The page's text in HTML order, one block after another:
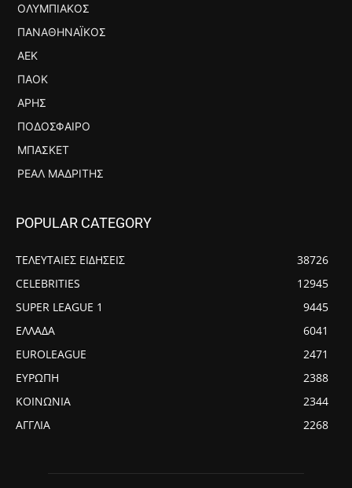
ΟΛΥΜΠΙΑΚΌΣ
ΠΑΝΑΘΗΝΑΪΚΌΣ
ΑΕΚ
ΠΑΟΚ
ΆΡΗΣ
ΠΟΔΌΣΦΑΙΡΟ
ΜΠΆΣΚΕΤ
ΡΕΆΛ ΜΑΔΡΊΤΗΣ
POPULAR CATEGORY
ΤΕΛΕΥΤΑΙΕΣ ΕΙΔΗΣΕΙΣ
38726
CELEBRITIES
12945
SUPER LEAGUE 1
9445
ΕΛΛΑΔΑ
6041
EUROLEAGUE
2471
ΕΥΡΩΠΗ
2388
ΚΟΙΝΩΝΙΑ
2344
ΑΓΓΛΙΑ
2268